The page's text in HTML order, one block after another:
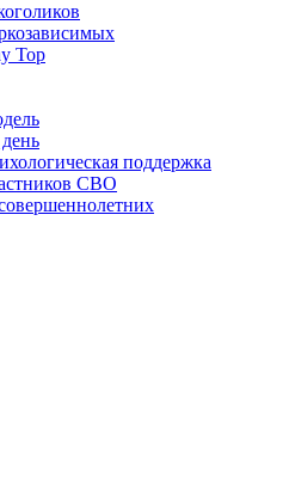
Top
поддержка
СВО